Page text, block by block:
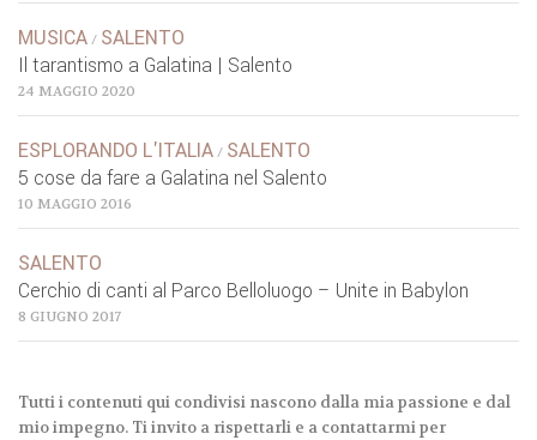
MUSICA / SALENTO
Il tarantismo a Galatina | Salento
24 MAGGIO 2020
ESPLORANDO L'ITALIA / SALENTO
5 cose da fare a Galatina nel Salento
10 MAGGIO 2016
SALENTO
Cerchio di canti al Parco Belloluogo – Unite in Babylon
8 GIUGNO 2017
Tutti i contenuti qui condivisi nascono dalla mia passione e dal
mio impegno. Ti invito a rispettarli e a contattarmi per